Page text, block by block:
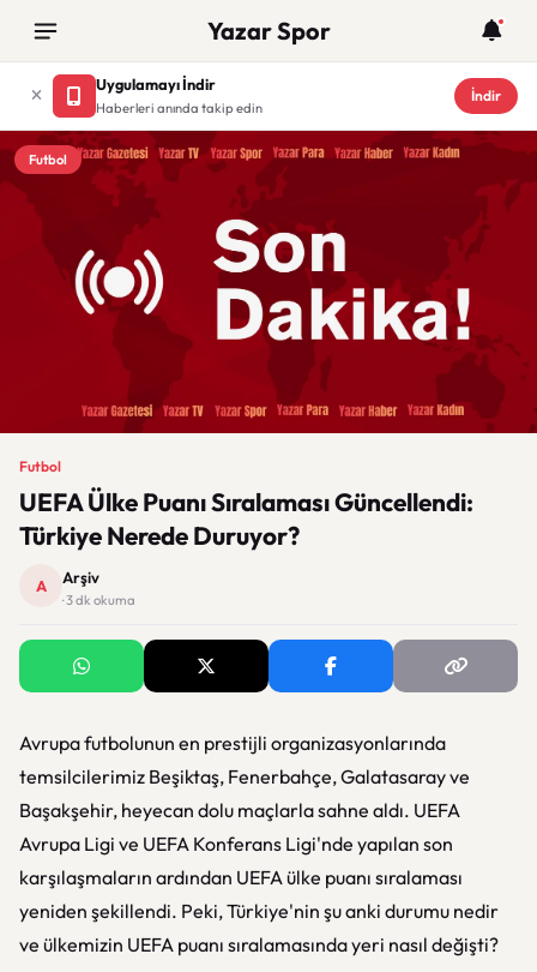
Yazar Spor
Uygulamayı İndir
Haberleri anında takip edin
İndir
Futbol
Futbol
UEFA Ülke Puanı Sıralaması Güncellendi:
Türkiye Nerede Duruyor?
A Arşiv
· 3 dk okuma
Avrupa futbolunun en prestijli organizasyonlarında
temsilcilerimiz Beşiktaş, Fenerbahçe, Galatasaray ve
Başakşehir, heyecan dolu maçlarla sahne aldı. UEFA
Avrupa Ligi ve UEFA Konferans Ligi'nde yapılan son
karşılaşmaların ardından UEFA ülke puanı sıralaması
yeniden şekillendi. Peki, Türkiye'nin şu anki durumu nedir
ve ülkemizin UEFA puanı sıralamasında yeri nasıl değişti?